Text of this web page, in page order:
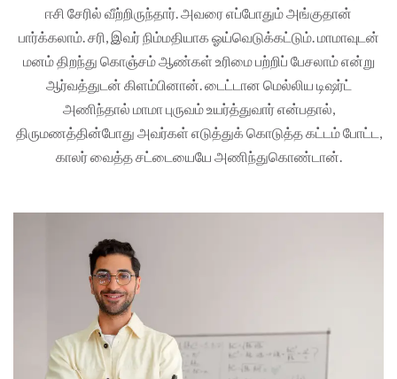
ஈசி சேரில் வீற்றிருந்தார். அவரை எப்போதும் அங்குதான்
பார்க்கலாம். சரி, இவர் நிம்மதியாக ஓய்வெடுக்கட்டும். மாமாவுடன்
மனம் திறந்து கொஞ்சம் ஆண்கள் உரிமை பற்றிப் பேசலாம் என்று
ஆர்வத்துடன் கிளம்பினான். டைட்டான மெல்லிய டிஷர்ட்
அணிந்தால் மாமா புருவம் உயர்த்துவார் என்பதால்,
திருமணத்தின்போது அவர்கள் எடுத்துக் கொடுத்த கட்டம் போட்ட,
காலர் வைத்த சட்டையையே அணிந்துகொண்டான்.